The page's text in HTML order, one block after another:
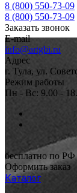
8 (800) 550-73-09
8 (800) 550-73-09
Заказать звонок
E-mail
info@artgbi.ru
Адрес
г. Тула, ул.
Режим работы
Пн - Вс: 9.00 -
бесплатно по РФ
Оформить заказ
Каталог